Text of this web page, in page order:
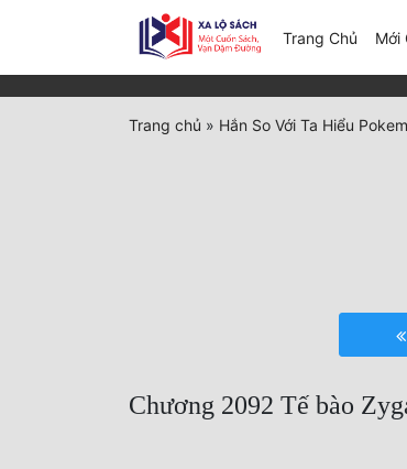
Trang Chủ Mới
Trang chủ » Hắn So Với Ta Hiểu
Chương 2092 Tế bào